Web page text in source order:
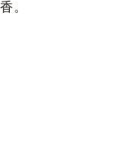
。